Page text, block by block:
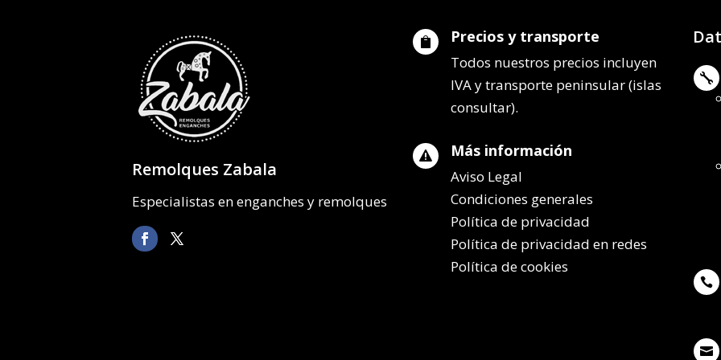
Remolques Zabala
Especialistas en enganches y remolques
 Precios y transporte
Todos nuestros precios incluyen
IVA y transporte peninsular (islas
consultar).
 Más información
Aviso Legal
Condiciones generales
Política de privacidad
Política de privacidad en redes
Política de cookies


